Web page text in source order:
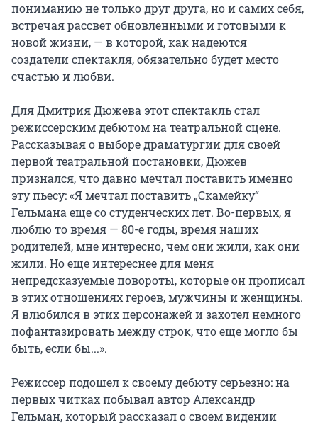
пониманию не только друг друга, но и самих себя,
встречая рассвет обновленными и готовыми к
новой жизни, — в которой, как надеются
создатели спектакля, обязательно будет место
счастью и любви.
Для Дмитрия Дюжева этот спектакль стал
режиссерским дебютом на театральной сцене.
Рассказывая о выборе драматургии для своей
первой театральной постановки, Дюжев
признался, что давно мечтал поставить именно
эту пьесу: «Я мечтал поставить „Скамейку“
Гельмана еще со студенческих лет. Во-первых, я
люблю то время — 80-е годы, время наших
родителей, мне интересно, чем они жили, как они
жили. Но еще интереснее для меня
непредсказуемые повороты, которые он прописал
в этих отношениях героев, мужчины и женщины.
Я влюбился в этих персонажей и захотел немного
пофантазировать между строк, что еще могло бы
быть, если бы...».
Режиссер подошел к своему дебюту серьезно: на
первых читках побывал автор Александр
Гельман, который рассказал о своем видении